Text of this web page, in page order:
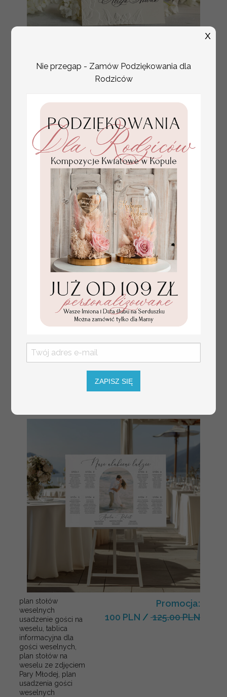
ślubne wizytówki winietki
winietkach ślubnych
Promocja:
2.4 PLN
eleganckie numerki na
stoły weselne, tłoczone
plan stołów
weselnych
usadzenie gości na
weselu, tablica
informacyjna dla
gości weselnych,
plan stołów na
weselu ze zdjęciem
Pary Młodej, plan
usadzenia gości
weselnych
Promocja:
100 PLN / 125.00 PLN
Nie przegap - Zamów Podziękowania dla
Rodziców
ZAPISZ SIĘ
X